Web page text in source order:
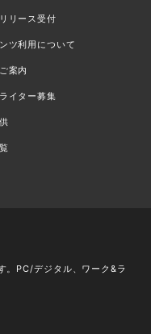
リース受付
ツ利用について
案内
イター募集
。PC/デジタル、ワーク&ラ